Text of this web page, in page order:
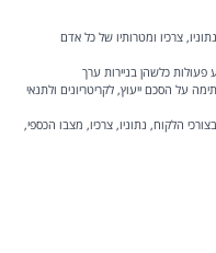
צרכיו ומטרותיו של כל אדם
כלשהן בניירות ערך
על הסכם ייעוץ, לקריטריונים ולתנאי
הלקוח, נתוניו, צרכיו, מצבו הכספי,